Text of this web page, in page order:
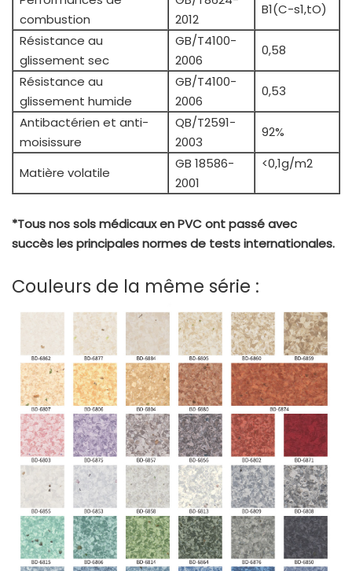
combustion
2012
B1(C-s1,tO)
Résistance au
glissement sec
GB/T4100-
2006
0,58
Résistance au
glissement humide
GB/T4100-
2006
0,53
Antibactérien et anti-
moisissure
QB/T2591-
2003
92%
Matière volatile
GB 18586-
2001
<0,1g/m2
*Tous nos sols médicaux en PVC ont passé avec
succès les principales normes de tests internationales.
Couleurs de la même série :